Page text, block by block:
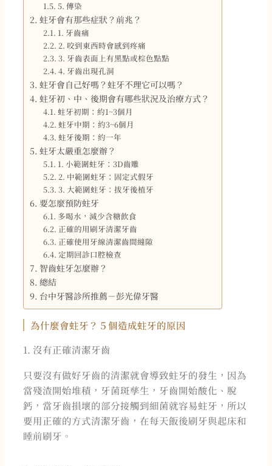
5. 傳染
蛀牙會有那些症狀？前兆？
1. 牙齒痛
2. 咬到東西時會感到疼痛
3. 牙齒表面上有黑點或棕色點點
4. 牙齒出現孔洞
蛀牙會自己好嗎？蛀牙不理它可以嗎？
蛀牙初、中、後期會有哪些狀況及治療方式？
蛀牙初期：約1~3個月
蛀牙中期：約3~6個月
蛀牙後期：約一年
蛀牙太嚴重怎麼辦？
1. 小範圍蛀牙：3D齒雕
2. 中範圍蛀牙：固定式假牙
3. 大範圍蛀牙：拔牙後植牙
要怎麼預防蛀牙
多喝水，減少含糖飲食
正確的用刷牙清潔牙齒
正確使用牙線清潔齒間縫隙
定期回診口腔檢查
智齒蛀牙怎麼辦？
總結
台中牙醫診所推薦－彭光偉牙醫
為什麼會蛀牙？５個造成蛀牙的原因
1. 沒有正確清潔牙齒
只要沒有做好牙齒的清潔就會導致蛀牙的發生，因為
當殘渣開始堆積，牙菌斑孳生，牙齒開始酸化、脫
鈣，當牙齒損壞的部分接觸到細菌就容易蛀牙，所以
要用正確的方式清潔牙齒，在每天飯後刷牙與起床和
睡前刷牙。